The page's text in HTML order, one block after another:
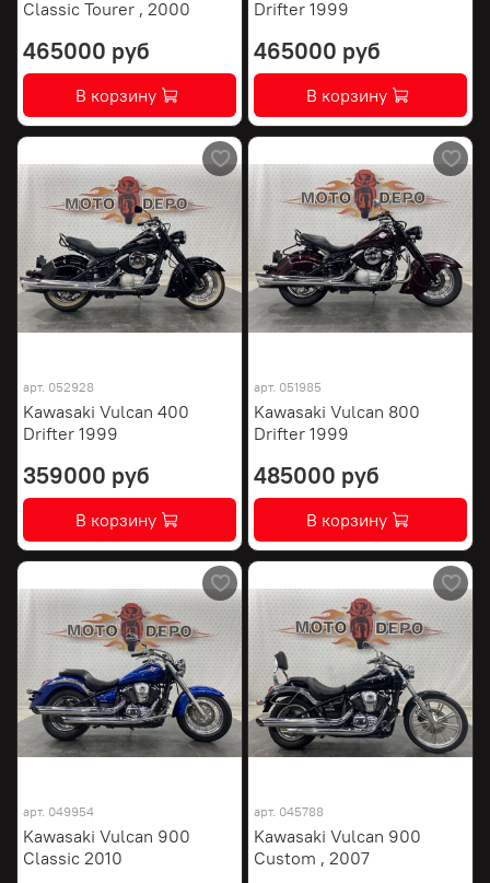
Classic Tourer , 2000
465000 руб
В корзину
Drifter 1999
465000 руб
В корзину
арт. 052928
Kawasaki Vulcan 400
Drifter 1999
359000 руб
В корзину
арт. 051985
Kawasaki Vulcan 800
Drifter 1999
485000 руб
В корзину
арт. 049954
Kawasaki Vulcan 900
Classic 2010
арт. 045788
Kawasaki Vulcan 900
Custom , 2007